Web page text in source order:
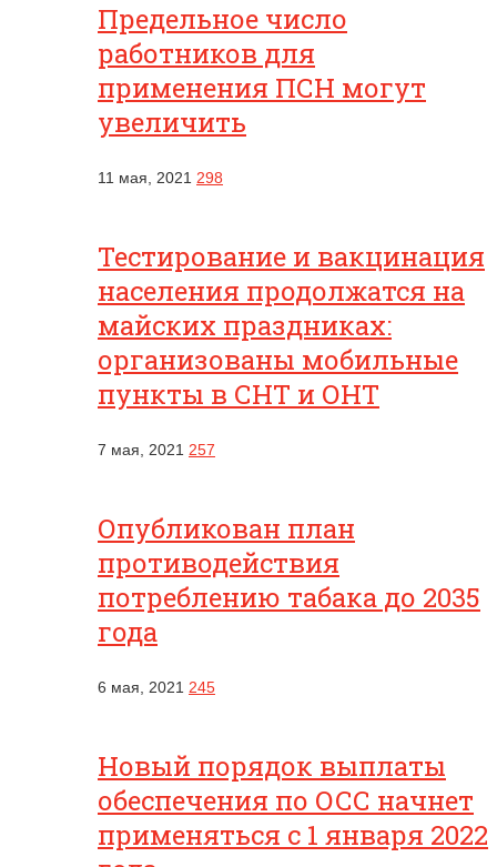
Предельное число
работников для
применения ПСН могут
увеличить
11 мая, 2021 298
Тестирование и вакцинация
населения продолжатся на
майских праздниках:
организованы мобильные
пункты в СНТ и ОНТ
7 мая, 2021 257
Опубликован план
противодействия
потреблению табака до 2035
года
6 мая, 2021 245
Новый порядок выплаты
обеспечения по ОСС начнет
применяться с 1 января 2022